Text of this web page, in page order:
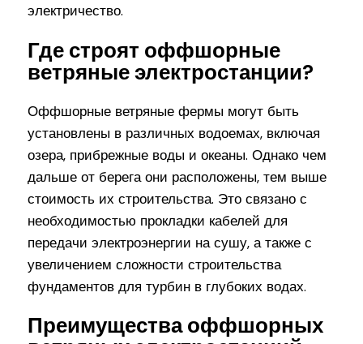
электричество.
Где строят оффшорные
ветряные электростанции?
Оффшорные ветряные фермы могут быть
установлены в различных водоемах, включая
озера, прибрежные воды и океаны. Однако чем
дальше от берега они расположены, тем выше
стоимость их строительства. Это связано с
необходимостью прокладки кабелей для
передачи электроэнергии на сушу, а также с
увеличением сложности строительства
фундаментов для турбин в глубоких водах.
Преимущества оффшорных